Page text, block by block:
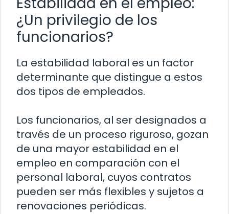
¿Un privilegio de los
funcionarios?
La estabilidad laboral es un factor
determinante que distingue a estos
dos tipos de empleados.
Los funcionarios, al ser designados a
través de un proceso riguroso, gozan
de una mayor estabilidad en el
empleo en comparación con el
personal laboral, cuyos contratos
pueden ser más flexibles y sujetos a
renovaciones periódicas.